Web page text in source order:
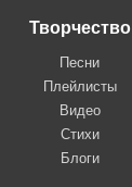
Творчество
Песни
Плейлисты
Видео
Стихи
Блоги